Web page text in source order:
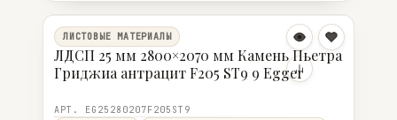
ЛИСТОВЫЕ МАТЕРИАЛЫ
ЛДСП 25 мм 2800×2070 мм Камень Пьетра
Гриджиа антрацит F205 ST9 9 Egger
АРТ. EG25280207F205ST9